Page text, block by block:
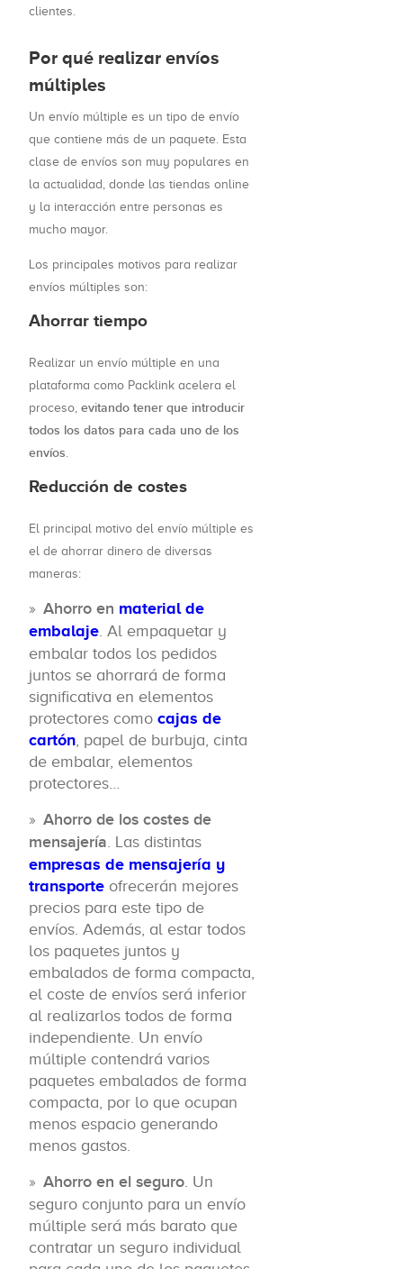
clientes.
Por qué realizar envíos
múltiples
Un envío múltiple es un tipo de envío
que contiene más de un paquete. Esta
clase de envíos son muy populares en
la actualidad, donde las tiendas online
y la interacción entre personas es
mucho mayor.
Los principales motivos para realizar
envíos múltiples son:
Ahorrar tiempo
Realizar un envío múltiple en una
plataforma como Packlink acelera el
proceso, evitando tener que introducir
todos los datos para cada uno de los
envíos
Reducción de costes
El principal motivo del envío múltiple es
el de ahorrar dinero de diversas
maneras:
Ahorro en material de
embalaje . Al empaquetar y
embalar todos los pedidos
juntos se ahorrará de forma
significativa en elementos
protectores como cajas de
cartón , papel de burbuja, cinta
de embalar, elementos
protectores…
Ahorro de los costes de
mensajería . Las distintas
empresas de mensajería y
transporte ofrecerán mejores
precios para este tipo de
envíos. Además, al estar todos
los paquetes juntos y
embalados de forma compacta,
el coste de envíos será inferior
al realizarlos todos de forma
independiente. Un envío
múltiple contendrá varios
paquetes embalados de forma
compacta, por lo que ocupan
menos espacio generando
menos gastos.
Ahorro en el seguro . Un
seguro conjunto para un envío
múltiple será más barato que
contratar un seguro individual